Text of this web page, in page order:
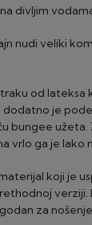
iznos 100 €
iznos 100 €
(Zagrebačka
iznos 100 €
(Privredna
– 25€ po biciklu
multigym i
artikle "na
su
artikle
divljim
nudi veliki
od lateksa
dodatno je
bungee užeta.
vrlo ga je lako
koji je
verziji.
za